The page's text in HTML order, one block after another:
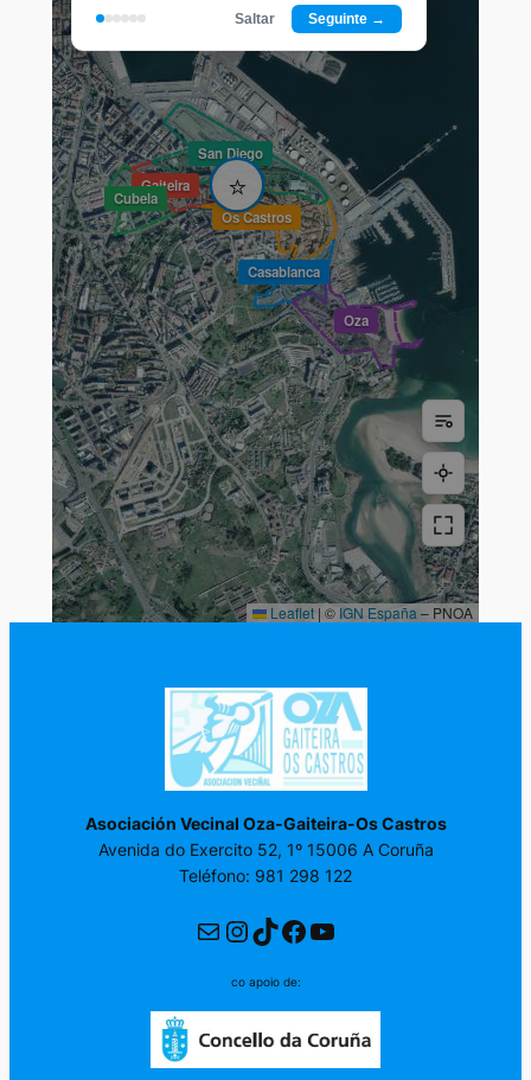
Asociación Vecinal Oza-Gaiteira-Os Castros
Avenida do Exercito 52, 1º 15006 A Coruña
Teléfono: 981 298 122
Correo electrónico
Instagram
TikTok
Facebook
YouTube
co apoio de: